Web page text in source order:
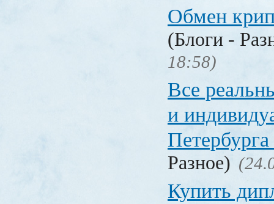
Обмен
(Блоги -
18:58)
Все
и
Петербурга
Разное)
Купить